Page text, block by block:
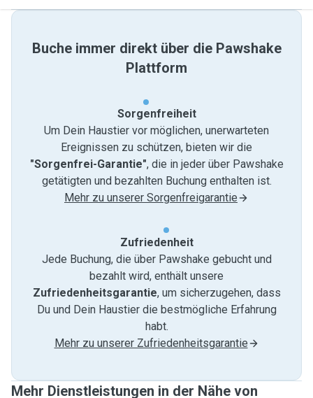
Buche immer direkt über die Pawshake
Plattform
Sorgenfreiheit
Um Dein Haustier vor möglichen, unerwarteten
Ereignissen zu schützen, bieten wir die
"Sorgenfrei-Garantie", die in jeder über Pawshake
getätigten und bezahlten Buchung enthalten ist.
Mehr zu unserer Sorgenfreigarantie
Zufriedenheit
Jede Buchung, die über Pawshake gebucht und
bezahlt wird, enthält unsere
Zufriedenheitsgarantie, um sicherzugehen, dass
Du und Dein Haustier die bestmögliche Erfahrung
habt.
Mehr zu unserer Zufriedenheitsgarantie
Mehr Dienstleistungen in der Nähe von